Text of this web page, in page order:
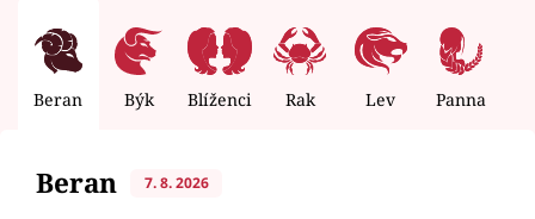
Beran Býk Blíženci Rak Lev Panna
Beran 7. 8. 2026